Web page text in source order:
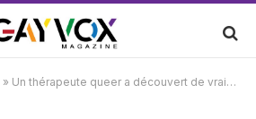
» Un thérapeute queer a découvert de vrais couples à la troisième roue, voici ce qu'ils ont appris sur l'amour durable